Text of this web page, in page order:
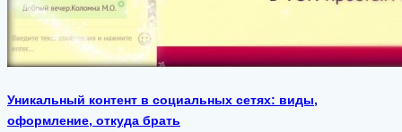
Уникальный контент в социальных сетях: виды,
оформление, откуда брать